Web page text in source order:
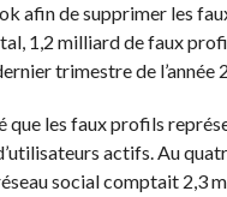
afin de supprimer les
1,2 milliard de faux
trimestre de l’année
que les faux profils
actifs. Au
social comptait 2,3